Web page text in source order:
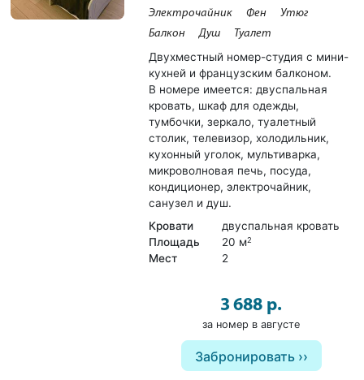
Электрочайник
Фен
Утюг
Балкон
Душ Туалет
Двухместный номер-студия с мини-
кухней и французским балконом.
В номере имеется: двуспальная
кровать, шкаф для одежды,
тумбочки, зеркало, туалетный
столик, телевизор, холодильник,
кухонный уголок, мультиварка,
микроволновая печь, посуда,
кондиционер, электрочайник,
санузел и душ.
Кровати
двуспальная кровать
Площадь
20 м2
Мест 2
3 688 р.
за номер в августе
Забронировать